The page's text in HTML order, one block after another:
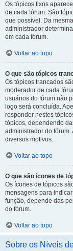
Os tópicos fixos
de cada fórum. São
que possível. Da
administrador
em cada fórum.
Voltar ao topo
O que são tópicos
Os tópicos trancados
moderador de cada
usuários do fórum não
logo será concluída.
responder nestes
tópicos, dependendo
administrador do
diversos motivos.
Voltar ao topo
O que são ícones de
Os ícones de tópicos
mensagens para
função, depende das
do fórum.
Voltar ao topo
Sobre os Níveis